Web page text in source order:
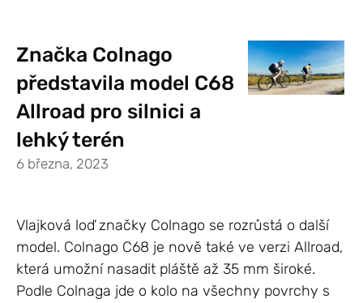
Značka Colnago
představila model C68
Allroad pro silnici a
lehký terén
6 března, 2023
Vlajková loď značky Colnago se rozrůstá o další
model. Colnago C68 je nově také ve verzi Allroad,
která umožní nasadit pláště až 35 mm široké.
Podle Colnaga jde o kolo na všechny povrchy s